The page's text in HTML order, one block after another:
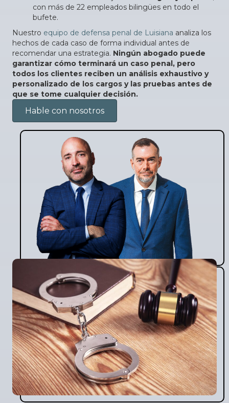
con más de 22 empleados bilingües en todo el
bufete.
Nuestro equipo de defensa penal de Luisiana analiza los
hechos de cada caso de forma individual antes de
recomendar una estrategia. Ningún abogado puede
garantizar cómo terminará un caso penal, pero
todos los clientes reciben un análisis exhaustivo y
personalizado de los cargos y las pruebas antes de
que se tome cualquier decisión.
Hable con nosotros